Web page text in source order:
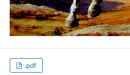
.pdf